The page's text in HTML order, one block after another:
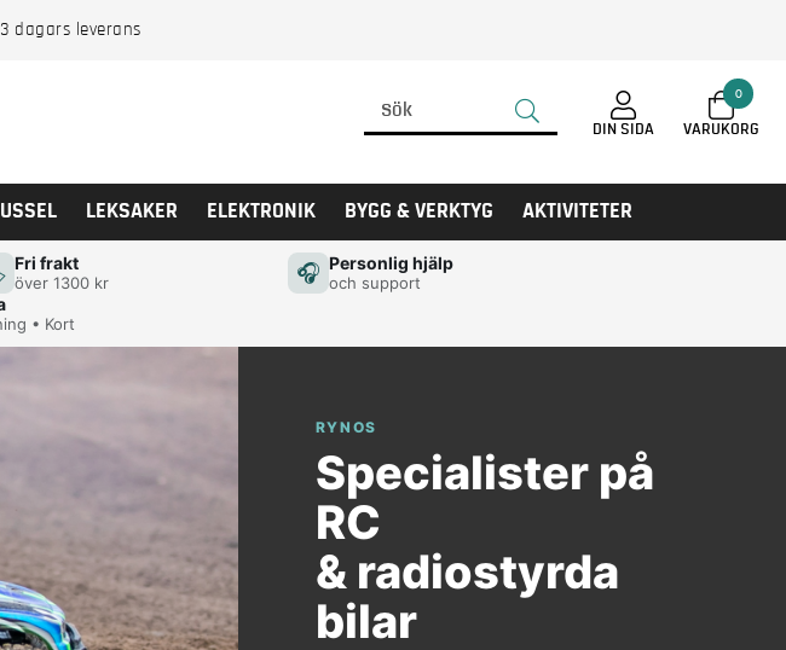
dagars leverans
0
DIN SIDA
LEKSAKER ELEKTRONIK BYGG & VERKTYG AKTIVITETER
Fri frakt
över 1300 kr 🎧 Personlig hjälp
och support
• Kort
RYNOS
Specialister på
RC
& radiostyrda
bilar